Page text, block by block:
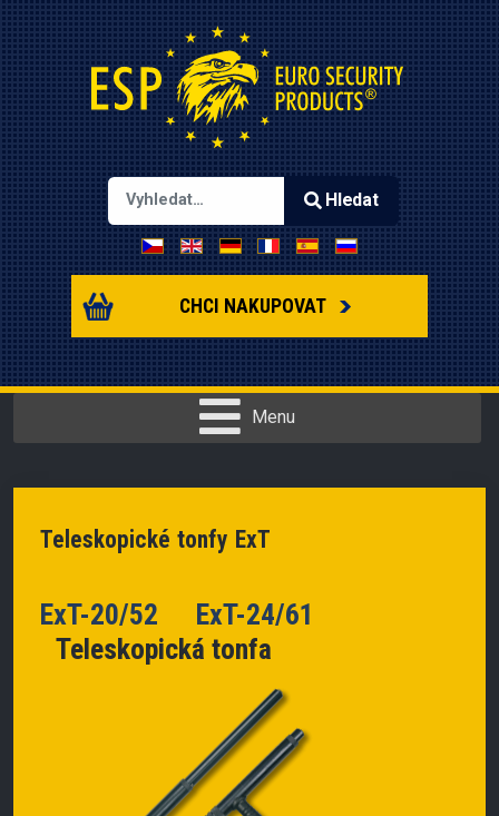
Type 2 or more characters for results.
Hledat
Zvolte jazyk
CHCI NAKUPOVAT
Menu
Teleskopické tonfy ExT
ExT-20/52 ExT-24/61
Teleskopická tonfa